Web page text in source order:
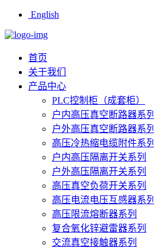
English
首页
关于我们
产品中心
PLC控制柜（成套柜）
户内高压真空断路器系列
户外高压真空断路器系列
高压冷热缩电缆附件系列
户内高压隔离开关系列
户外高压隔离开关系列
高压真空负荷开关系列
高压电流电压互感器系列
高压限流熔断器系列
复合氧化锌避雷器系列
交流真空接触器系列